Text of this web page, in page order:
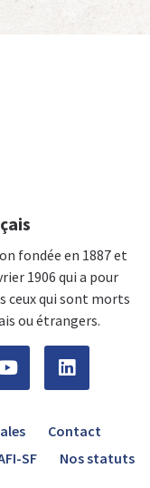
fondée en 1887 et
1906 qui a pour
ceux qui sont morts
ou étrangers.
Contact
SF Nos statuts